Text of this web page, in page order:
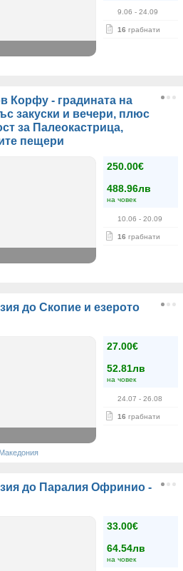
9.06 - 24.09
16 грабнати
Корфу - градината на
закуски и вечери, плюс
за Палеокастрица,
пещери
250.00€
488.96лв
на човек
10.06 - 20.09
16 грабнати
до Скопие и езерото
27.00€
52.81лв
на човек
24.07 - 26.08
16 грабнати
до Паралия Офринио -
33.00€
64.54лв
на човек